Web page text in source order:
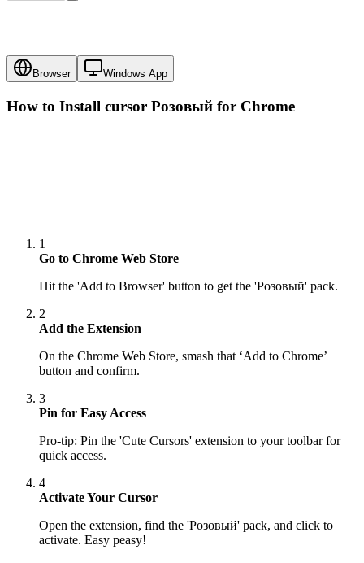
Browser Windows App
How to Install cursor Розовый for Chrome
1
Go to Chrome Web Store
Hit the 'Add to Browser' button to get the 'Розовый' pack.
2
Add the Extension
On the Chrome Web Store, smash that ‘Add to Chrome’
button and confirm.
3
Pin for Easy Access
Pro-tip: Pin the 'Cute Cursors' extension to your toolbar for
quick access.
4
Activate Your Cursor
Open the extension, find the 'Розовый' pack, and click to
activate. Easy peasy!